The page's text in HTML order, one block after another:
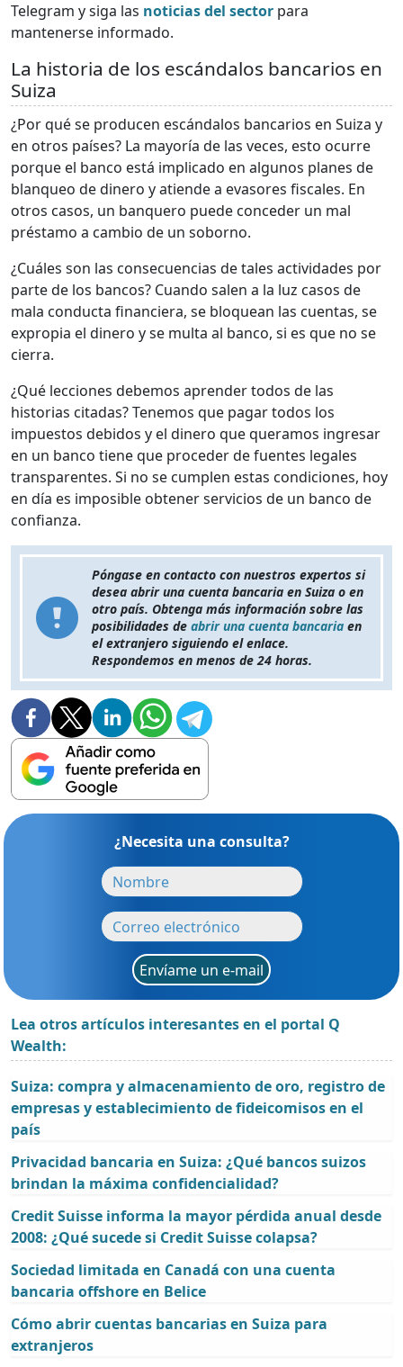
Telegram y siga las noticias del sector para
mantenerse informado.
La historia de los escándalos bancarios en
Suiza
¿Por qué se producen escándalos bancarios en Suiza y
en otros países? La mayoría de las veces, esto ocurre
porque el banco está implicado en algunos planes de
blanqueo de dinero y atiende a evasores fiscales. En
otros casos, un banquero puede conceder un mal
préstamo a cambio de un soborno.
¿Cuáles son las consecuencias de tales actividades por
parte de los bancos? Cuando salen a la luz casos de
mala conducta financiera, se bloquean las cuentas, se
expropia el dinero y se multa al banco, si es que no se
cierra.
¿Qué lecciones debemos aprender todos de las
historias citadas? Tenemos que pagar todos los
impuestos debidos y el dinero que queramos ingresar
en un banco tiene que proceder de fuentes legales
transparentes. Si no se cumplen estas condiciones, hoy
en día es imposible obtener servicios de un banco de
confianza.
Póngase en contacto con nuestros expertos si
desea abrir una cuenta bancaria en Suiza o en
otro país. Obtenga más información sobre las
posibilidades de abrir una cuenta bancaria en
el extranjero siguiendo el enlace.
Respondemos en menos de 24 horas.
¿Necesita una consulta?
Envíame un e-mail
Lea otros artículos interesantes en el portal Q
Wealth:
Suiza: compra y almacenamiento de oro, registro de
empresas y establecimiento de fideicomisos en el
país
Privacidad bancaria en Suiza: ¿Qué bancos suizos
brindan la máxima confidencialidad?
Credit Suisse informa la mayor pérdida anual desde
2008: ¿Qué sucede si Credit Suisse colapsa?
Sociedad limitada en Canadá con una cuenta
bancaria offshore en Belice
Cómo abrir cuentas bancarias en Suiza para
extranjeros